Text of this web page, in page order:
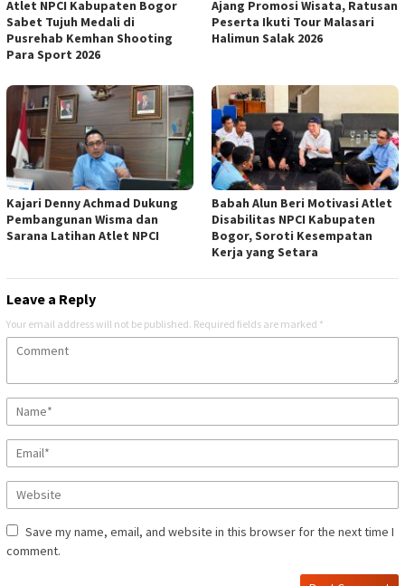
Atlet NPCI Kabupaten Bogor
Sabet Tujuh Medali di
Pusrehab Kemhan Shooting
Para Sport 2026
Ajang Promosi Wisata, Ratusan
Peserta Ikuti Tour Malasari
Halimun Salak 2026
Kajari Denny Achmad Dukung
Pembangunan Wisma dan
Sarana Latihan Atlet NPCI
Babah Alun Beri Motivasi Atlet
Disabilitas NPCI Kabupaten
Bogor, Soroti Kesempatan
Kerja yang Setara
Leave a Reply
Your email address will not be published. Required fields are marked *
Save my name, email, and website in this browser for the next time I
comment.